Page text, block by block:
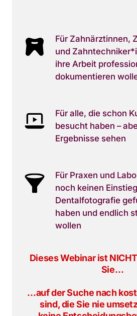
Für Zahnärztinnen,
und
ihre Arbeit
dokumentieren
Für alle, die schon
besucht haben –
Ergebnisse sehen
Für Praxen und
noch keinen
Dentalfotografie
haben und endlich
wollen
Dieses Webinar ist
Sie…
…auf der Suche nach
sind, die Sie nie